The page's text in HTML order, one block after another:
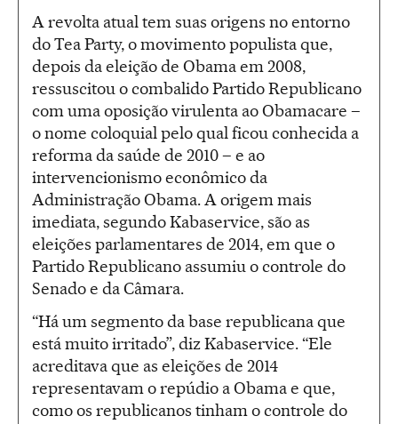
A revolta atual tem suas origens no entorno
do Tea Party, o movimento populista que,
depois da eleição de Obama em 2008,
ressuscitou o combalido Partido Republicano
com uma oposição virulenta ao Obamacare –
o nome coloquial pelo qual ficou conhecida a
reforma da saúde de 2010 – e ao
intervencionismo econômico da
Administração Obama. A origem mais
imediata, segundo Kabaservice, são as
eleições parlamentares de 2014, em que o
Partido Republicano assumiu o controle do
Senado e da Câmara.
“Há um segmento da base republicana que
está muito irritado”, diz Kabaservice. “Ele
acreditava que as eleições de 2014
representavam o repúdio a Obama e que,
como os republicanos tinham o controle do